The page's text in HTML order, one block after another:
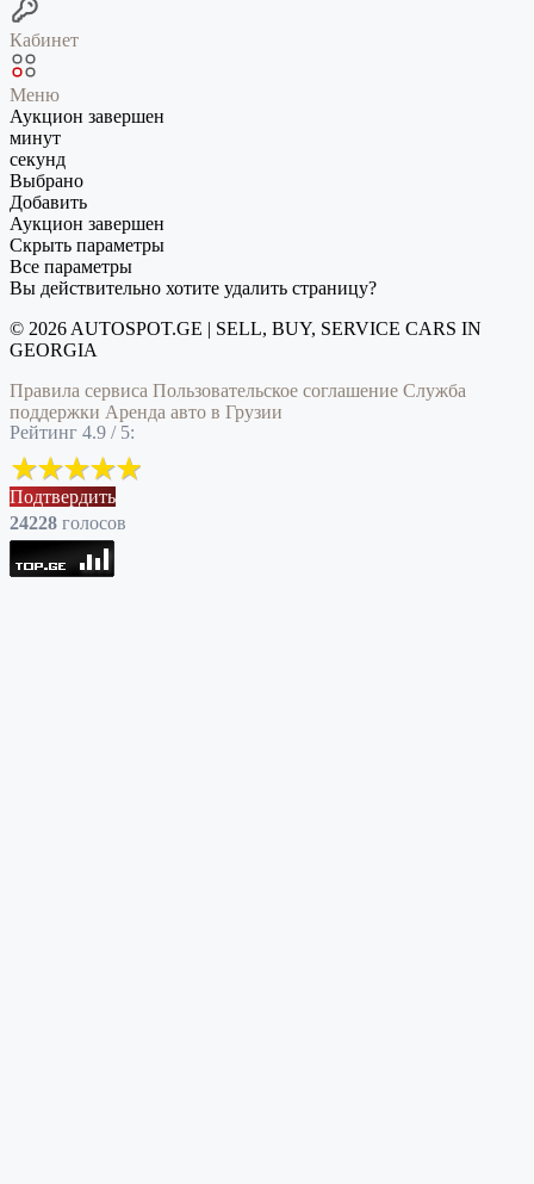
Кабинет
Меню
Аукцион завершен
минут
секунд
Выбрано
Добавить
Аукцион завершен
Скрыть параметры
Все параметры
Вы действительно хотите удалить страницу?
© 2026 AUTOSPOT.GE | SELL, BUY, SERVICE CARS IN
GEORGIA
Правила сервиса Пользовательское соглашение Служба
поддержки Аренда авто в Грузии
Рейтинг 4.9 / 5:
Подтвердить
24228 голоcов